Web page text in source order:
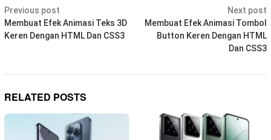
Post
navigation
Previous post
Membuat Efek Animasi Teks 3D
Keren Dengan HTML Dan CSS3
Next post
Membuat Efek Animasi Tombol
Button Keren Dengan HTML
Dan CSS3
RELATED POSTS